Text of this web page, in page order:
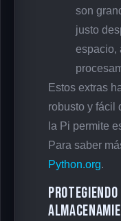
son
justo
espacio,
Estos extras
robusto y fácil
la Pi permite
Para saber
Python.org.